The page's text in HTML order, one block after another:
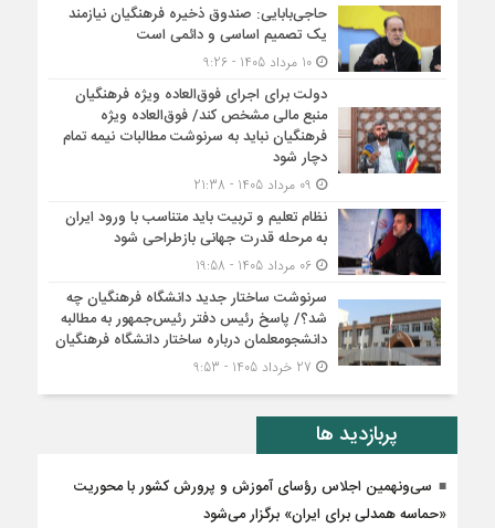
حاجی‌بابایی: صندوق ذخیره فرهنگیان نیازمند
یک تصمیم اساسی و دائمی است
10 مرداد 1405 - 9:26
دولت برای اجرای فوق‌العاده ویژه فرهنگیان
منبع مالی مشخص کند/ فوق‌العاده ویژه
فرهنگیان نباید به سرنوشت مطالبات نیمه‌ تمام
دچار شود
نظام تعلیم و تربیت باید متناسب با ورود ایران
به مرحله قدرت جهانی بازطراحی شود
06 مرداد 1405 - 19:58
سرنوشت ساختار جدید دانشگاه فرهنگیان چه
شد؟/ پاسخ رئیس دفتر رئیس‌جمهور به مطالبه
دانشجومعلمان درباره ساختار دانشگاه فرهنگیان
پربازدید ها
سی‌ونهمین اجلاس رؤسای آموزش و پرورش کشور با محوریت
«حماسه همدلی برای ایران» برگزار می‌شود